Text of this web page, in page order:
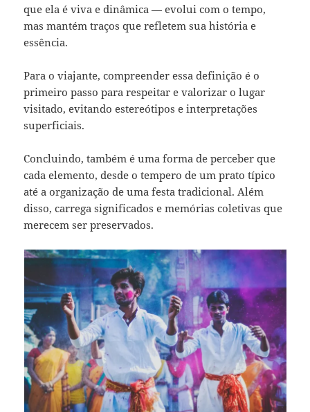
que ela é viva e dinâmica — evolui com o tempo,
mas mantém traços que refletem sua história e
essência.
Para o viajante, compreender essa definição é o
primeiro passo para respeitar e valorizar o lugar
visitado, evitando estereótipos e interpretações
superficiais.
Concluindo, também é uma forma de perceber que
cada elemento, desde o tempero de um prato típico
até a organização de uma festa tradicional. Além
disso, carrega significados e memórias coletivas que
merecem ser preservados.